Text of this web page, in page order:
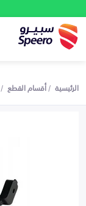
الرئيسية أقسام القطع